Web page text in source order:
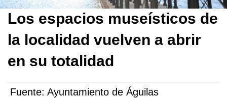
Los espacios museísticos de
la localidad vuelven a abrir
en su totalidad
Fuente: Ayuntamiento de Águilas